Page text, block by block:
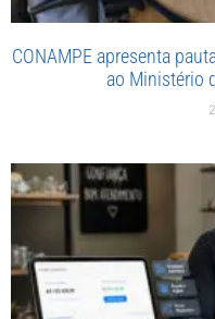
CONAMPE apresenta
ao Ministério